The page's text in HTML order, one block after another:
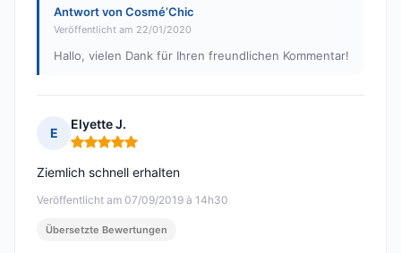
Antwort von Cosmé’Chic
Veröffentlicht am 22/01/2020
Hallo, vielen Dank für Ihren freundlichen Kommentar!
E
Elyette J.
Hinweis: 5 von 5
Veröffentlicht am 07/09/2019 à 14h30
Ziemlich schnell erhalten
Übersetzte Bewertungen